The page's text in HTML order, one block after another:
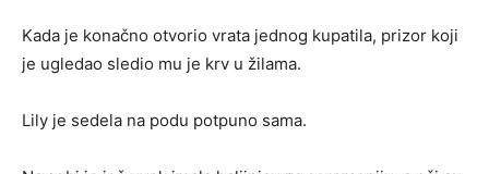
Kada je konačno otvorio vrata jednog kupatila, prizor koji
je ugledao sledio mu je krv u žilama.
Lily je sedela na podu potpuno sama.